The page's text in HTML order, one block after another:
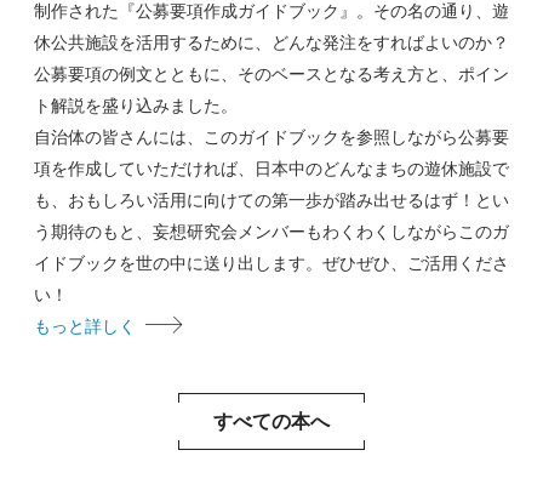
制作された『公募要項作成ガイドブック』。その名の通り、遊
休公共施設を活用するために、どんな発注をすればよいのか？
公募要項の例文とともに、そのベースとなる考え方と、ポイン
ト解説を盛り込みました。
自治体の皆さんには、このガイドブックを参照しながら公募要
項を作成していただければ、日本中のどんなまちの遊休施設で
も、おもしろい活用に向けての第一歩が踏み出せるはず！とい
う期待のもと、妄想研究会メンバーもわくわくしながらこのガ
イドブックを世の中に送り出します。ぜひぜひ、ご活用くださ
い！
もっと詳しく
すべての本へ